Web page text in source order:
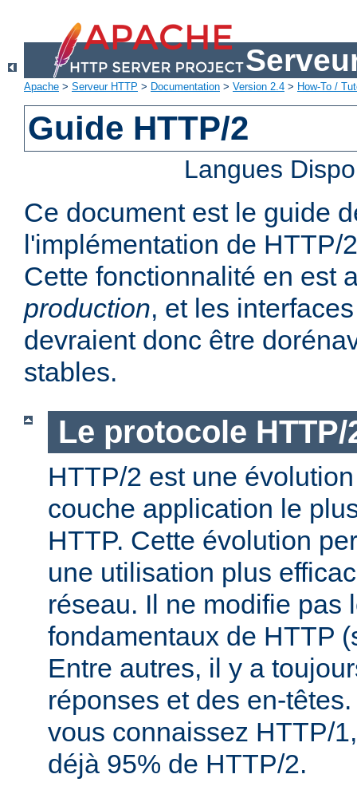
Apache > Serveur HTTP > Documentation > Version 2.4 > How-To /
Guide HTTP/2
Langues
Ce document est le guide
l'implémentation de HTTP/
Cette fonctionnalité en est
production, et les
devraient donc être
stables.
Le protocole HTTP/
HTTP/2 est une
couche application le
HTTP. Cette évolution
une utilisation plus
réseau. Il ne modifie pas
fondamentaux de HTTP
Entre autres, il y a
réponses et des en-
vous connaissez HTTP/
déjà 95% de HTTP/2.